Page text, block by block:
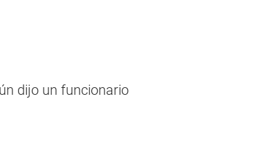
dijo un funcionario